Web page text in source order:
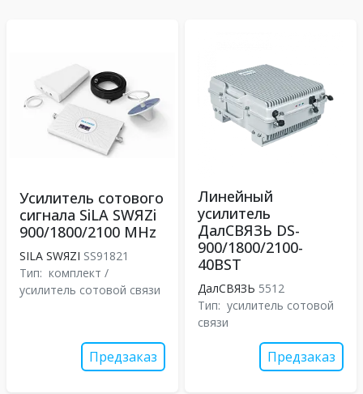
Усилитель сотового
сигнала SiLA SWЯZi
900/1800/2100 MHz
SILA SWЯZI SS91821
Тип: комплект /
усилитель сотовой связи
Предзаказ
Линейный
усилитель
ДалСВЯЗЬ DS-
900/1800/2100-
40BST
ДалСВЯЗЬ 5512
Тип: усилитель сотовой
связи
Предзаказ